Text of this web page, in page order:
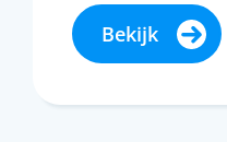
Bekijk